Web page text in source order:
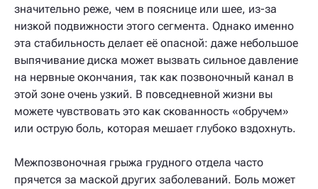
значительно реже, чем в пояснице или шее, из-за
низкой подвижности этого сегмента. Однако именно
эта стабильность делает её опасной: даже небольшое
выпячивание диска может вызвать сильное давление
на нервные окончания, так как позвоночный канал в
этой зоне очень узкий. В повседневной жизни вы
можете чувствовать это как скованность «обручем»
или острую боль, которая мешает глубоко вздохнуть.
Межпозвоночная грыжа грудного отдела часто
прячется за маской других заболеваний. Боль может